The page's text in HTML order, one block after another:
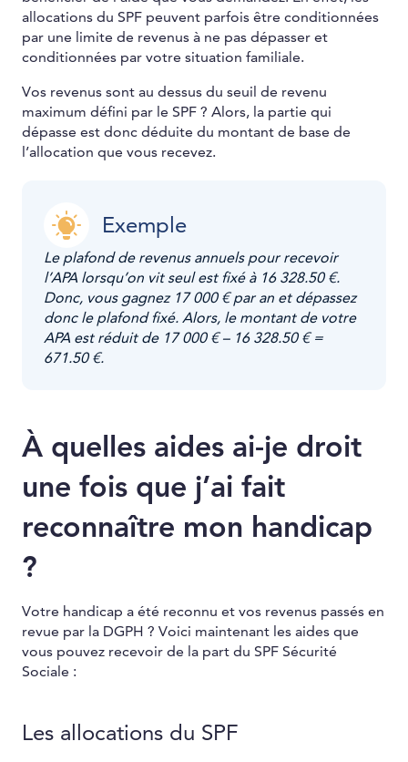
allocations du SPF peuvent parfois être conditionnées
par une limite de revenus à ne pas dépasser et
conditionnées par votre situation familiale.
Vos revenus sont au dessus du seuil de revenu
maximum défini par le SPF ? Alors, la partie qui
dépasse est donc déduite du montant de base de
l’allocation que vous recevez.
Exemple
Le plafond de revenus annuels pour recevoir
l’APA lorsqu’on vit seul est fixé à 16 328.50 €.
Donc, vous gagnez 17 000 € par an et dépassez
donc le plafond fixé. Alors, le montant de votre
APA est réduit de 17 000 € – 16 328.50 € =
671.50 €.
À quelles aides ai-je droit
une fois que j’ai fait
reconnaître mon handicap
?
Votre handicap a été reconnu et vos revenus passés en
revue par la DGPH ? Voici maintenant les aides que
vous pouvez recevoir de la part du SPF Sécurité
Sociale :
Les allocations du SPF